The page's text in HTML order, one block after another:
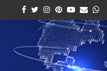
Facebook
Twitter
Instagram
Pinterest
Youtube
Email